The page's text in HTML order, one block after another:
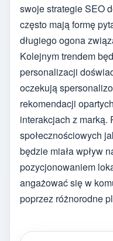
swoje strategie SEO
często mają formę
długiego ogona
Kolejnym trendem
personalizacji
oczekują
rekomendacji
interakcjach z
społecznościowych
będzie miała wpływ
pozycjonowaniem
angażować się w
poprzez różnorodne